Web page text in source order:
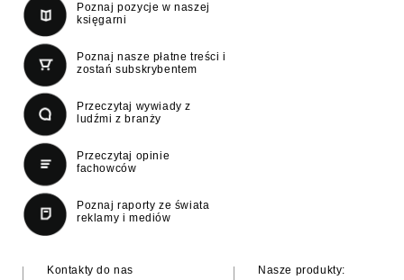
Poznaj pozycje w naszej
księgarni
Poznaj nasze płatne treści i
zostań subskrybentem
Przeczytaj wywiady z
ludźmi z branży
Przeczytaj opinie
fachowców
Poznaj raporty ze świata
reklamy i mediów
Kontakty do nas
Nasze produkty: